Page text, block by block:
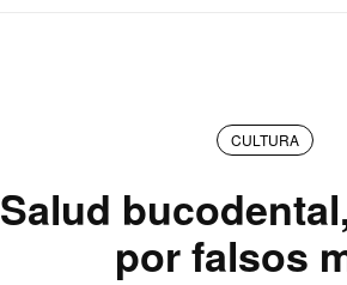
CULTURA
Salud
por falsos